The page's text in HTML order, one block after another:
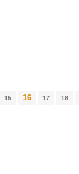
15 16 17 18